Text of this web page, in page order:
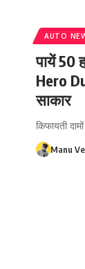
AUTO
पायें 50
Hero
साकार
किफायती
Manu